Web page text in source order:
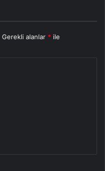
Gerekli alanlar * ile